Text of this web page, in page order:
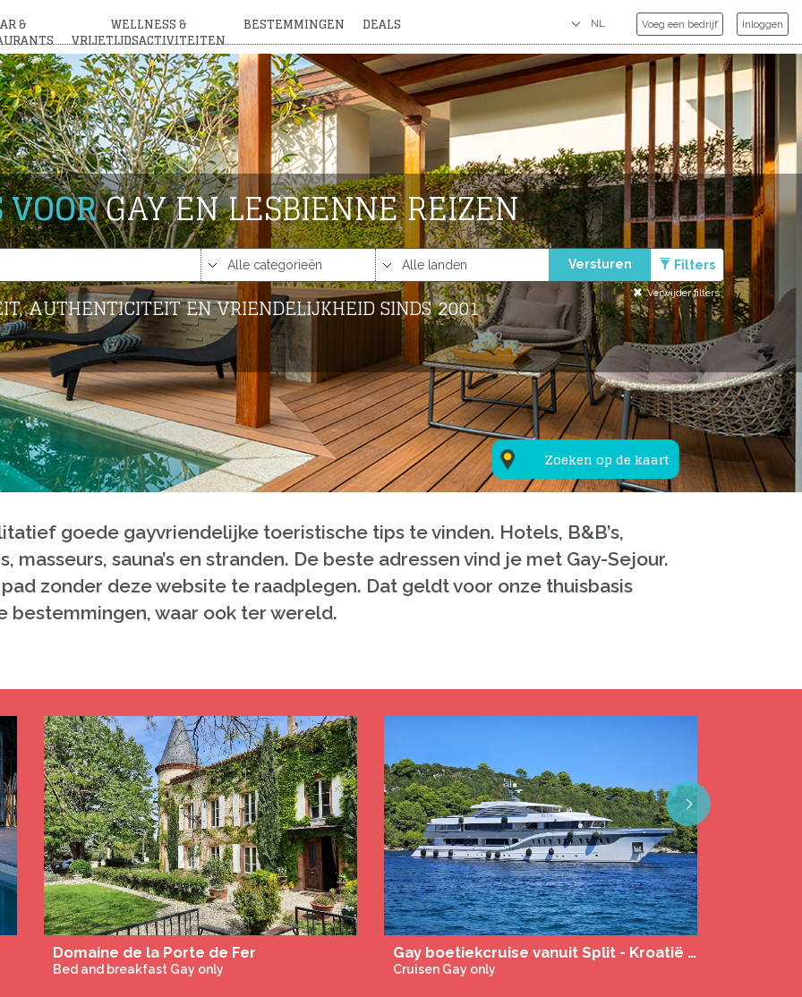
& WELLNESS &
VRIJETIJDSACTIVITEITEN
BESTEMMINGEN DEALS Voeg een bedrijf Inloggen
Zoeken op de kaart
GAY EN LESBIENNE REIZEN
Versturen Filters
Verwijder filters
AUTHENTICITEIT EN VRIENDELIJKHEID SINDS 2001
goede gayvriendelijke toeristische tips te vinden. Hotels, B&B’s,
masseurs, sauna’s en stranden. De beste adressen vind je met Gay-Sejour.
zonder deze website te raadplegen. Dat geldt voor onze thuisbasis
bestemmingen, waar ook ter wereld.
Next
Domaine de la Porte de Fer
Bed and breakfast Gay only
Gay boetiekcruise vanuit Split - Kroatië MS Zeus *****
Cruisen Gay only